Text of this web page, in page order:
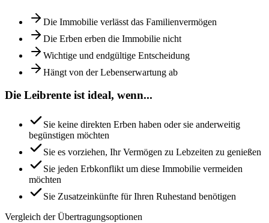
Die Immobilie verlässt das Familienvermögen
Die Erben erben die Immobilie nicht
Wichtige und endgültige Entscheidung
Hängt von der Lebenserwartung ab
Die Leibrente ist ideal, wenn...
Sie keine direkten Erben haben oder sie anderweitig
begünstigen möchten
Sie es vorziehen, Ihr Vermögen zu Lebzeiten zu genießen
Sie jeden Erbkonflikt um diese Immobilie vermeiden
möchten
Sie Zusatzeinkünfte für Ihren Ruhestand benötigen
Vergleich der Übertragungsoptionen